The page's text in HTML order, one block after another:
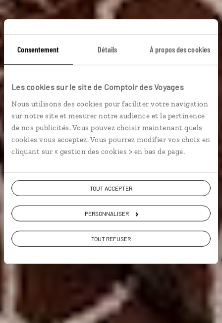
Consentement Détails À propos des cookies
Les cookies sur le site de Comptoir des Voyages
Nous utilisons des cookies pour faciliter votre navigation
sur notre site et mesurer notre audience et la pertinence
de nos publicités. Vous pouvez choisir maintenant quels
cookies vous acceptez. Vous pourrez modifier vos choix en
cliquant sur « gestion des cookies » en bas de page.
TOUT ACCEPTER
PERSONNALISER
TOUT REFUSER
Safaris de tout poil
Circuit 100 % safari au Kenya : Amboseli, Samburu,
Naivasha, Masai Mara...
Faune & safari
Voir les 86 avis sur les voyages au Kenya
VOIR LA GALERIE PHOTOS